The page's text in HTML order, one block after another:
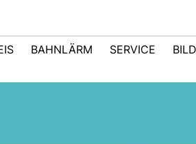
BAHNLÄRM SERVICE